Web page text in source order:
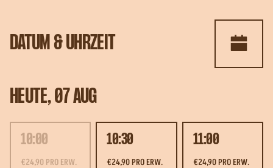
DATUM & UHRZEIT
HEUTE, 07 AUG
10:00
€24,90 PRO ERW.
10:30
€24,90 PRO ERW.
11:00
€24,90 PRO ERW.